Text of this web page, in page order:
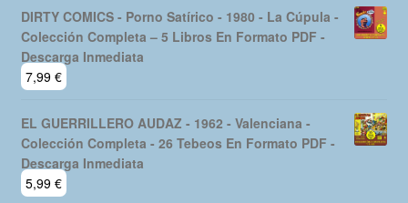
DIRTY COMICS - Porno Satírico - 1980 - La Cúpula -
Colección Completa – 5 Libros En Formato PDF -
Descarga Inmediata
7,99 €
EL GUERRILLERO AUDAZ - 1962 - Valenciana -
Colección Completa - 26 Tebeos En Formato PDF -
Descarga Inmediata
5,99 €